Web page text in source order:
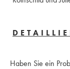
Haben Sie ein